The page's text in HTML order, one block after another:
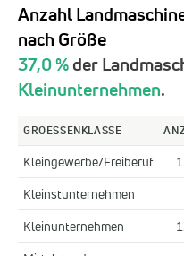
Anzahl
nach Größe
37,0 %der
Kleinunternehmen.
GROESSENKLASSE
Kleingewerbe/Freiberuf
Kleinstunternehmen
Kleinunternehmen